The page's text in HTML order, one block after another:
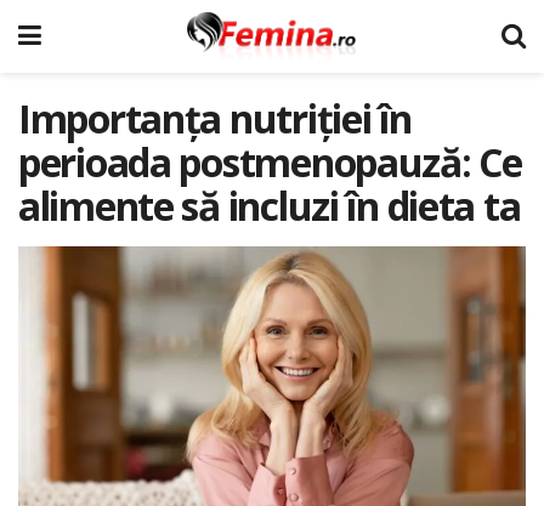
Importanța nutriției în
perioada postmenopauză: Ce
alimente să incluzi în dieta ta